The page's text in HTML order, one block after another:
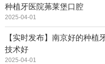
种植牙医院茀莱堡口腔
2025-04-01
【实时发布】南京好的种植
技术好
2025-04-01